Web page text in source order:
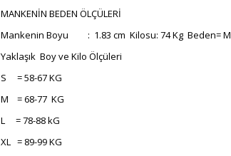
MANKENİN BEDEN ÖLÇÜLERİ
Mankenin Boyu : 1.83 cm Kilosu: 74 Kg Beden= M
Yaklaşık Boy ve Kilo Ölçüleri
S = 58-67 KG
M = 68-77 KG
L = 78-88 kG
XL = 89-99 KG